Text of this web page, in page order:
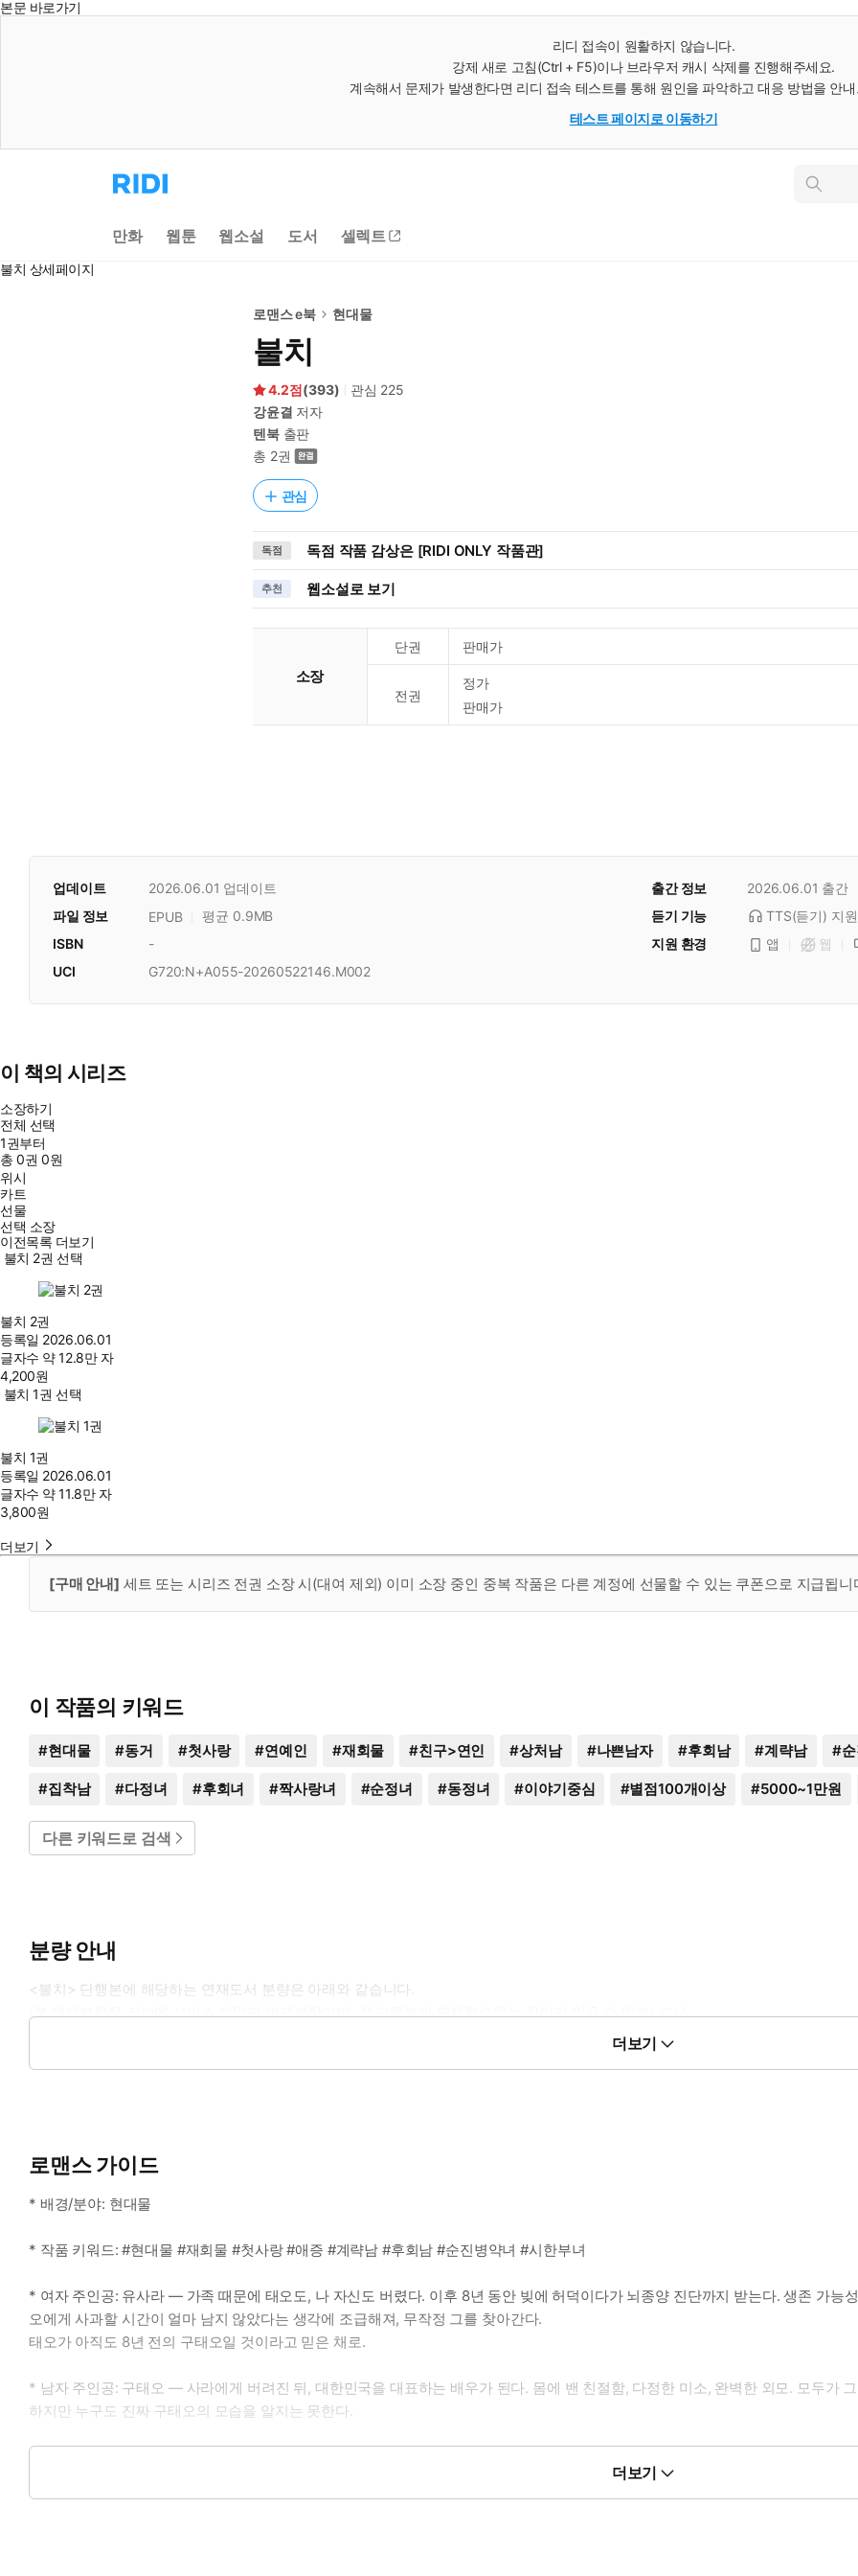
본문 바로가기
리디 접속이 원활하지 않습니다.
강제 새로 고침(Ctrl + F5)이나 브라우저 캐시 삭제를 진행해주세요.
계속해서 문제가 발생한다면 리디 접속 테스트를 통해 원인을 파악하고 대응 방법을 안
테스트 페이지로 이동하기
리
디
으
로
인
만화 웹툰 웹소설 도서 셀렉트
불치 상세페이지
로맨스 e북 현대물
불치
4.2 (393) 관심 225
강윤결 저자
텐북출판
총 2권
관심
독점 독점 작품 감상은 [RIDI ONLY 작품관]
추천 웹소설로 보기
소장
단권 판매가
전권
정가
판매가
업데이트 2026.06.01 업데이트 출간 정보 2026.06.01 출간
듣기 기능
TTS(듣기) 지원
파일 정보 EPUB
평균 0.9MB
지원 환경
앱 웹
ISBN
-
UCI
G720:N+A055-20260522146.M002
이 책의 시리즈
소장하기
전체 선택
1권부터
총0권 0원
위시
카트
선물
선택 소장
이전목록 더보기
불치 2권 선택
불치 2권
등록일 2026.06.01
글자수 약 12.8만 자
4,200원
불치 1권 선택
불치 1권
등록일 2026.06.01
글자수 약 11.8만 자
3,800원
더보기
[구매 안내] 세트 또는 시리즈 전권 소장 시(대여 제외) 이미 소장 중인 중복 작품은 다른 계정에 선물할 수 있는 쿠폰으로 지급됩니
이 작품의 키워드
#현대물 #동거 #첫사랑 #연예인 #재회물 #친구>연인 #상처남 #나쁜남자 #후회남 #계략남 #순
#집착남 #다정녀 #후회녀 #짝사랑녀 #순정녀 #동정녀 #이야기중심 #별점100개이상 #5000~1만원
다른 키워드로 검색
분량 안내
<불치> 단행본에 해당하는 연재도서 분량은 아래와 같습니다.
(본 연재분량은 리디에 서비스 되었던 연재분량이며, 각 단행본의 연재화수와는 차이가 있을 수 있습니다.)
더보기
로맨스 가이드
* 배경/분야: 현대물
* 작품 키워드: #현대물 #재회물 #첫사랑 #애증 #계략남 #후회남 #순진병약녀 #시한부녀
* 여자 주인공: 유사라 ― 가족 때문에 태오도, 나 자신도 버렸다. 이후 8년 동안 빚에 허덕이다가 뇌종양 진단까지 받는다. 생존 가능
오에게 사과할 시간이 얼마 남지 않았다는 생각에 조급해져, 무작정 그를 찾아간다.
태오가 아직도 8년 전의 구태오일 것이라고 믿은 채로.
* 남자 주인공: 구태오 ― 사라에게 버려진 뒤, 대한민국을 대표하는 배우가 된다. 몸에 밴 친절함, 다정한 미소, 완벽한 외모. 모두가
하지만 누구도 진짜 구태오의 모습을 알지는 못한다.
* 공감 글귀:
더보기